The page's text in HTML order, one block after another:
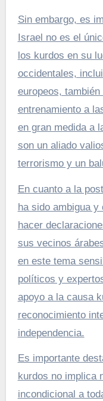
Sin embargo, es
Israel no es el
los kurdos en su
occidentales,
europeos,
entrenamiento a
en gran medida a
son un aliado
terrorismo y un
En cuanto a la
ha sido ambigua
hacer
sus vecinos
en este tema
políticos y
apoyo a la causa
reconocimiento
independencia.
Es importante
kurdos no implica
incondicional a